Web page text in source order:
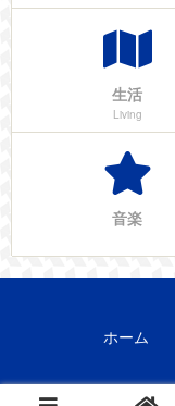
生活
Living
音楽
ホーム